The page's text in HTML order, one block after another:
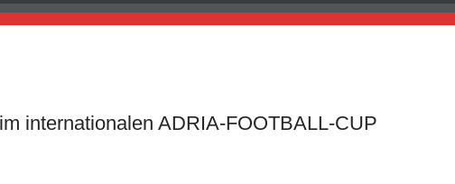
internationalen ADRIA-FOOTBALL-CUP